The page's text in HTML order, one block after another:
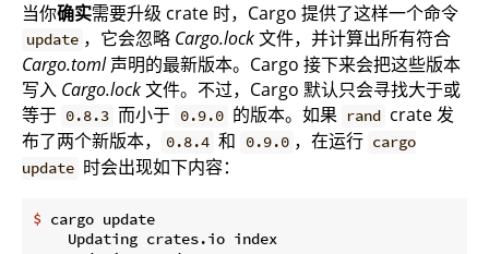
当你确实需要升级 crate 时，Cargo 提供了这样一个命令
update ，它会忽略 Cargo.lock文件，并计算出所有符合
Cargo.toml声明的最新版本。Cargo 接下来会把这些版本
写入 Cargo.lock文件。不过，Cargo 默认只会寻找大于或
等于 0.8.3 而小于 0.9.0 的版本。如果 rand crate 发
布了两个新版本，
0.8.4 和 0.9.0 ，在运行 cargo
update 时会出现如下内容：
$ cargo update
    Updating crates.io index